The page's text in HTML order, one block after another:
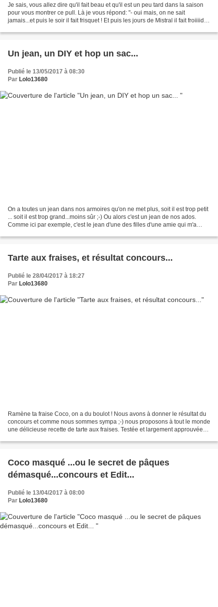
Je sais, vous allez dire qu'il fait beau et qu'il est un peu tard dans la saison
pour vous montrer ce pull. Là je vous répond: "- oui mais, on ne sait
jamais...et puis le soir il fait frisquet ! Et puis les jours de Mistral il fait froiiiid !"
Un jean, un DIY et hop un sac...
Publié le 13/05/2017 à 08:30
Par Lolo13680
On a toutes un jean dans nos armoires qu'on ne met plus, soit il est trop petit
... soit il est trop grand...moins sûr ;-) Ou alors c'est un jean de nos ados.
Comme ici par exemple, c'est le jean d'une des filles d'une amie qui m'a
Tarte aux fraises, et résultat concours...
Publié le 28/04/2017 à 18:27
Par Lolo13680
Ramène ta fraise Coco, on a du boulot ! Nous avons à donner le résultat du
concours et comme nous sommes sympa ;-) nous proposons à tout le monde
une délicieuse recette de tarte aux fraises. Testée et largement approuvée
Coco masqué ...ou le secret de pâques
démasqué...concours et Edit...
Publié le 13/04/2017 à 08:00
Par Lolo13680